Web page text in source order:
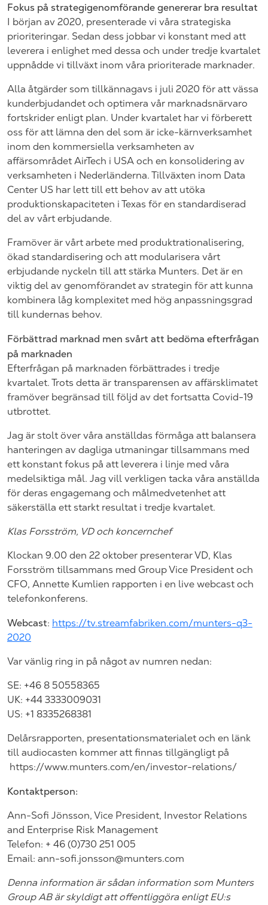
Fokus på strategigenomförande genererar bra resultat
I början av 2020, presenterade vi våra strategiska
prioriteringar. Sedan dess jobbar vi konstant med att
leverera i enlighet med dessa och under tredje kvartalet
uppnådde vi tillväxt inom våra prioriterade marknader.
Alla åtgärder som tillkännagavs i juli 2020 för att vässa
kunderbjudandet och optimera vår marknadsnärvaro
fortskrider enligt plan. Under kvartalet har vi förberett
oss för att lämna den del som är icke-kärnverksamhet
inom den kommersiella verksamheten av
affärsområdet AirTech i USA och en konsolidering av
verksamheten i Nederländerna. Tillväxten inom Data
Center US har lett till ett behov av att utöka
produktionskapaciteten i Texas för en standardiserad
del av vårt erbjudande.
Framöver är vårt arbete med produktrationalisering,
ökad standardisering och att modularisera vårt
erbjudande nyckeln till att stärka Munters. Det är en
viktig del av genomförandet av strategin för att kunna
kombinera låg komplexitet med hög anpassningsgrad
till kundernas behov.
Förbättrad marknad men svårt att bedöma efterfrågan
på marknaden
Efterfrågan på marknaden förbättrades i tredje
kvartalet. Trots detta är transparensen av affärsklimatet
framöver begränsad till följd av det fortsatta Covid-19
utbrottet.
Jag är stolt över våra anställdas förmåga att balansera
hanteringen av dagliga utmaningar tillsammans med
ett konstant fokus på att leverera i linje med våra
medelsiktiga mål. Jag vill verkligen tacka våra anställda
för deras engagemang och målmedvetenhet att
säkerställa ett starkt resultat i tredje kvartalet.
Klas Forsström, VD och koncernchef
Klockan 9.00 den 22 oktober presenterar VD, Klas
Forsström tillsammans med Group Vice President och
CFO, Annette Kumlien rapporten i en live webcast och
telefonkonferens.
Webcast: https://tv.streamfabriken.com/munters-q3-
2020
Var vänlig ring in på något av numren nedan:
SE: +46 8 50558365
UK: +44 3333009031
US: +1 8335268381
Delårsrapporten, presentationsmaterialet och en länk
till audiocasten kommer att finnas tillgängligt på
https://www.munters.com/en/investor-relations/
Kontaktperson:
Ann-Sofi Jönsson, Vice President, Investor Relations
and Enterprise Risk Management
Telefon: + 46 (0)730 251 005
Email: ann-sofi.jonsson@munters.com
Denna information är sådan information som Munters
Group AB är skyldigt att offentliggöra enligt EU:s